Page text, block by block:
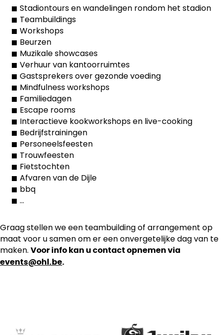
Stadiontours en wandelingen rondom het stadion
Teambuildings
Workshops
Beurzen
Muzikale showcases
Verhuur van kantoorruimtes
Gastsprekers over gezonde voeding
Mindfulness workshops
Familiedagen
Escape rooms
Interactieve kookworkshops en live-cooking
Bedrijfstrainingen
Personeelsfeesten
Trouwfeesten
Fietstochten
Afvaren van de Dijle
bbq
…
Graag stellen we een teambuilding of arrangement op
maat voor u samen om er een onvergetelijke dag van te
maken. Voor info kan u contact opnemen via
events@ohl.be.